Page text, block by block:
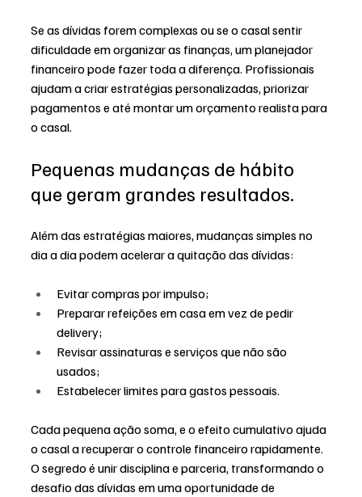
Se as dívidas forem complexas ou se o casal sentir
dificuldade em organizar as finanças, um planejador
financeiro pode fazer toda a diferença. Profissionais
ajudam a criar estratégias personalizadas, priorizar
pagamentos e até montar um orçamento realista para
o casal.
Pequenas mudanças de hábito
que geram grandes resultados.
Além das estratégias maiores, mudanças simples no
dia a dia podem acelerar a quitação das dívidas:
Evitar compras por impulso;
Preparar refeições em casa em vez de pedir
delivery;
Revisar assinaturas e serviços que não são
usados;
Estabelecer limites para gastos pessoais.
Cada pequena ação soma, e o efeito cumulativo ajuda
o casal a recuperar o controle financeiro rapidamente.
O segredo é unir disciplina e parceria, transformando o
desafio das dívidas em uma oportunidade de